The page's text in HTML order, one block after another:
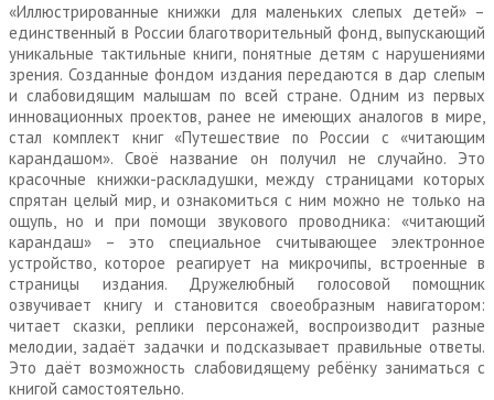
«Иллюстрированные книжки для маленьких слепых детей» –
единственный в России благотворительный фонд, выпускающий
уникальные тактильные книги, понятные детям с нарушениями
зрения. Созданные фондом издания передаются в дар слепым
и слабовидящим малышам по всей стране. Одним из первых
инновационных проектов, ранее не имеющих аналогов в мире,
стал комплект книг «Путешествие по России с «читающим
карандашом». Своё название он получил не случайно. Это
красочные книжки-раскладушки, между страницами которых
спрятан целый мир, и ознакомиться с ним можно не только на
ощупь, но и при помощи звукового проводника: «читающий
карандаш» – это специальное считывающее электронное
устройство, которое реагирует на микрочипы, встроенные в
страницы издания. Дружелюбный голосовой помощник
озвучивает книгу и становится своеобразным навигатором:
читает сказки, реплики персонажей, воспроизводит разные
мелодии, задаёт задачки и подсказывает правильные ответы.
Это даёт возможность слабовидящему ребёнку заниматься с
книгой самостоятельно.